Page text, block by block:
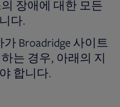
장애에 대한 모든
다.
가 Broadridge 사이트
는 경우, 아래의 지
합니다.